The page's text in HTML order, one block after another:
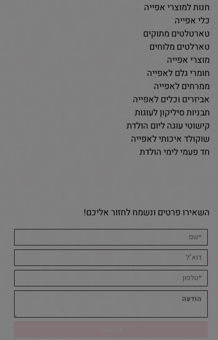
חנות למוצרי אפייה
כלי אפייה
טארטלטים מתוקים
טארלטים מלוחים
מוצרי אפייה
חומרי גלם לאפייה
ממרחים לאפייה
אביזרים וכלים לאפייה
תבניות סיליקון לעוגות
קישוטי עוגה ליום הולדת
שוקולד איכותי לאפייה
חד פעמי לימי הולדת
השאירו פרטים ונשמח לחזור אליכם!